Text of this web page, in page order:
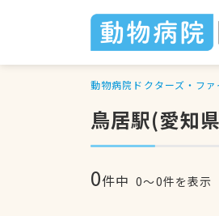
動物病院ドクターズ・ファ
鳥居駅(愛知
0件中 0〜0件を表示